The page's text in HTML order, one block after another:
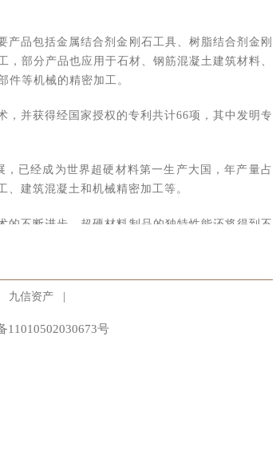
品包括金属结合剂金刚石工具、树脂结合剂金刚石
部分产品也应用于石材、钢筋混凝土建筑材料、耐
件等机械的精密加工。
并获得经国家授权的专利共计66项，其中发明专利
已经成为世界超硬材料第一生产大国，年产量占全
建筑混凝土和机械精密加工等。
不断进步，超硬材料制品的独特性能还将得到不断
九信资产 |
11010502030673号